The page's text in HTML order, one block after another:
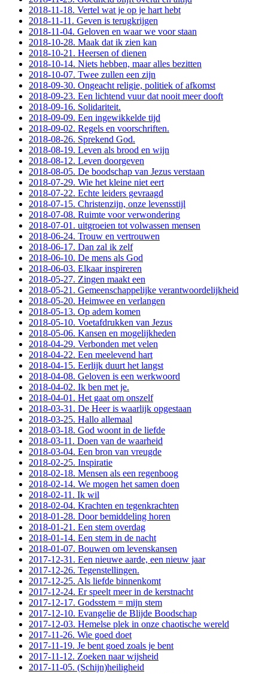
2018-11-18. Vertel wat je op je hart hebt
2018-11-11. Geven is terugkrijgen
2018-11-04. Geloven en waar we voor staan
2018-10-28. Maak dat ik zien kan
2018-10-21. Heersen of dienen
2018-10-14. Niets hebben, maar alles bezitten
2018-10-07. Twee zullen een zijn
2018-09-30. Ongeacht religie, politiek of afkomst
2018-09-23. Een lichtend vuur dat nooit meer dooft
2018-09-16. Solidariteit.
2018-09-09. Een ingewikkelde tijd
2018-09-02. Regels en voorschriften.
2018-08-26. Sprekend God.
2018-08-19. Leven als brood en wijn
2018-08-12. Leven doorgeven
2018-08-05. De boodschap van Jezus verstaan
2018-07-29. Wie het kleine niet eert
2018-07-22. Echte leiders gevraagd
2018-07-15. Christenzijn, onze levensstijl
2018-07-08. Ruimte voor verwondering
2018-07-01. uitgroeien tot volwassen mensen
2018-06-24. Trouw en vertrouwen
2018-06-17. Dan zal ik zelf
2018-06-10. De mens als God
2018-06-03. Elkaar inspireren
2018-05-27. Zingen maakt een
2018-05-21. Gemeenschappelijke verantwoordelijkheid
2018-05-20. Heimwee en verlangen
2018-05-13. Op adem komen
2018-05-10. Voetafdrukken van Jezus
2018-05-06. Kansen en mogelijkheden
2018-04-29. Verbonden met velen
2018-04-22. Een meelevend hart
2018-04-15. Eerlijk duurt het langst
2018-04-08. Geloven is een werkwoord
2018-04-02. Ik ben met je.
2018-04-01. Het gaat om onszelf
2018-03-31. De Heer is waarlijk opgestaan
2018-03-25. Hallo allemaal
2018-03-18. God woont in de liefde
2018-03-11. Doen van de waarheid
2018-03-04. Een bron van vreugde
2018-02-25. Inspiratie
2018-02-18. Mensen als een regenboog
2018-02-14. We mogen het samen doen
2018-02-11. Ik wil
2018-02-04. Krachten en tegenkrachten
2018-01-28. Door bemiddeling horen
2018-01-21. Een stem overdag
2018-01-14. Een stem in de nacht
2018-01-07. Bouwen om levenskansen
2017-12-31. Een nieuwe aarde, een nieuw jaar
2017-12-26. Tegenstellingen.
2017-12-25. Als liefde binnenkomt
2017-12-24. Er speelt meer in de kerstnacht
2017-12-17. Godsstem = mijn stem
2017-12-10. Evangelie de Blijde Boodschap
2017-12-03. Hemelse plek in onze chaotische wereld
2017-11-26. Wie goed doet
2017-11-19. Je bent goed zoals je bent
2017-11-12. Zoeken naar wijsheid
2017-11-05. (Schijn)heiligheid